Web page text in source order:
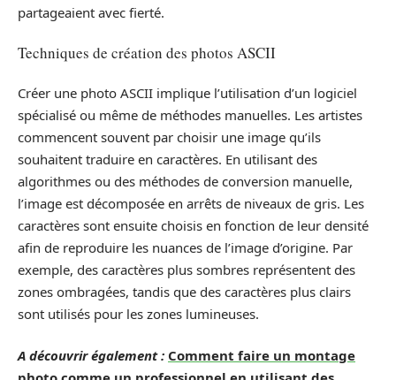
partageaient avec fierté.
Techniques de création des photos ASCII
Créer une photo ASCII implique l’utilisation d’un logiciel
spécialisé ou même de méthodes manuelles. Les artistes
commencent souvent par choisir une image qu’ils
souhaitent traduire en caractères. En utilisant des
algorithmes ou des méthodes de conversion manuelle,
l’image est décomposée en arrêts de niveaux de gris. Les
caractères sont ensuite choisis en fonction de leur densité
afin de reproduire les nuances de l’image d’origine. Par
exemple, des caractères plus sombres représentent des
zones ombragées, tandis que des caractères plus clairs
sont utilisés pour les zones lumineuses.
A découvrir également : Comment faire un montage